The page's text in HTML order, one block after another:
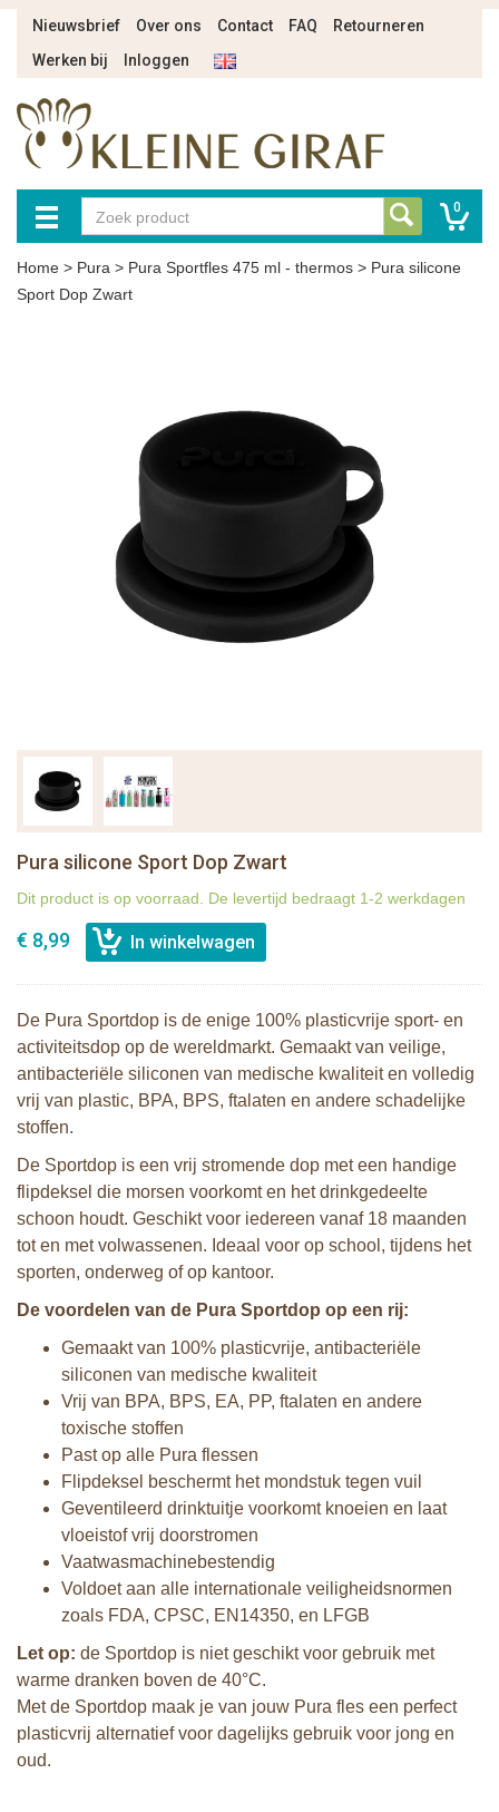
Nieuwsbrief Over ons Contact FAQ
Retourneren
Werken bij
Inloggen
0
Home > Pura > Pura Sportfles 475 ml - thermos > Pura silicone
Sport Dop Zwart
Pura silicone Sport Dop Zwart
Dit product is op voorraad. De levertijd bedraagt 1-2 werkdagen
€ 8,99
De Pura Sportdop is de enige 100% plasticvrije sport- en
activiteitsdop op de wereldmarkt. Gemaakt van veilige,
antibacteriële siliconen van medische kwaliteit en volledig
vrij van plastic, BPA, BPS, ftalaten en andere schadelijke
stoffen.
De Sportdop is een vrij stromende dop met een handige
flipdeksel die morsen voorkomt en het drinkgedeelte
schoon houdt. Geschikt voor iedereen vanaf 18 maanden
tot en met volwassenen. Ideaal voor op school, tijdens het
sporten, onderweg of op kantoor.
De voordelen van de Pura Sportdop op een rij:
Gemaakt van 100% plasticvrije, antibacteriële
siliconen van medische kwaliteit
Vrij van BPA, BPS, EA, PP, ftalaten en andere
toxische stoffen
Past op alle Pura flessen
Flipdeksel beschermt het mondstuk tegen vuil
Geventileerd drinktuitje voorkomt knoeien en laat
vloeistof vrij doorstromen
Vaatwasmachinebestendig
Voldoet aan alle internationale veiligheidsnormen
zoals FDA, CPSC, EN14350, en LFGB
Let op: de Sportdop is niet geschikt voor gebruik met
warme dranken boven de 40°C.
Met de Sportdop maak je van jouw Pura fles een perfect
plasticvrij alternatief voor dagelijks gebruik voor jong en
oud.